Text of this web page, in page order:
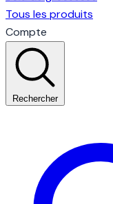
Tous les produits
Compte
Rechercher